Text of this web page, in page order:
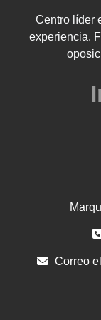
Centro líder
experiencia.
Correo